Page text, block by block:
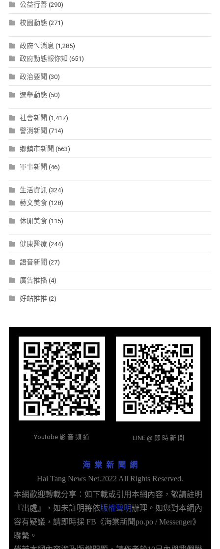
公益行善(290)
校園動態 (271)
政府ㄟ消息 (1,285)
政府動態報你知 (651)
政治要聞 (30)
選舉動態 (50)
社會新聞 (1,417)
警消新聞 (714)
鄉鎮市新聞 (663)
軍事新聞 (46)
生活資訊(324)
藝文美食(128)
休閒美食(115)
健康醫療(244)
語音新聞 (27)
廣告推播(4)
好站推推 (2)
Youtobe 影 音 頻 道 LINE @ 即 時 新 聞
海 棠 新 聞 網
Hai Tang News Net.2022 All Rights Reserved.
本網歡迎轉載分享：如下載或引用本網內容，敬請註明
『出處』，如未註明將依版權聲明辦理。如您對本網內
容有疑議，請即時採 FB《海棠新聞po.po / Messenger》
聯繫。